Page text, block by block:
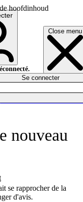
hoofdinhoud
Close menu
Se connecter
nouveau
se rapprocher de la
d'avis.